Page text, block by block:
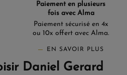
Paiement en plusieurs
fois avec Alma
Paiement sécurisé en 4x
ou 10x offert avec Alma.
EN SAVOIR PLUS
Daniel Gerard